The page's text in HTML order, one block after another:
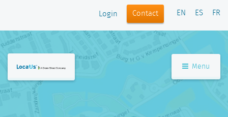
Login Contact EN ES FR
Menu